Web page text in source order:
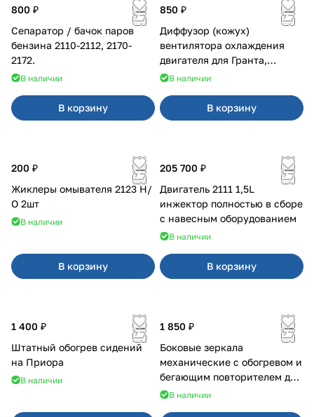
800 ₽
Сепаратор / бачок паров
бензина 2110-2112, 2170-
2172.
В наличии
В корзину
850 ₽
Диффузор (кожух)
вентилятора охлаждения
двигателя для Гранта,
Калина-2, Датсун нового
В наличии
В корзину
200 ₽
Жиклеры омывателя 2123 Н/
О 2шт
В наличии
В корзину
205 700 ₽
Двигатель 2111 1,5L
инжектор полностью в сборе
с навесным оборудованием
В наличии
В корзину
1 400 ₽
Штатный обогрев сидений
на Приора
В наличии
1 850 ₽
Боковые зеркала
механические с обогревом и
бегающим повторителем для
4х4В наличии